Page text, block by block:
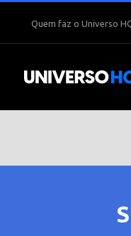
Quem faz o Universo